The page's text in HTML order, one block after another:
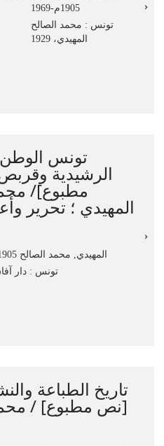
1905م-1969
تونس : محمد الصالح
المهيدي، 1929
تونس
الرشيدية
مطبوع]/
المهيدي ؛ تحرير
المهيدي, محمد الصالح 1905م-1969
تونس : دار آفاق،
تاريخ الطباعة
[نص مطبوع] /